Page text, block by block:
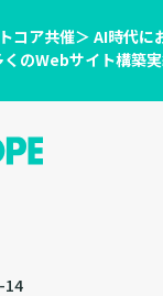
コア共催＞ AI時代に
のWebサイト構築
14